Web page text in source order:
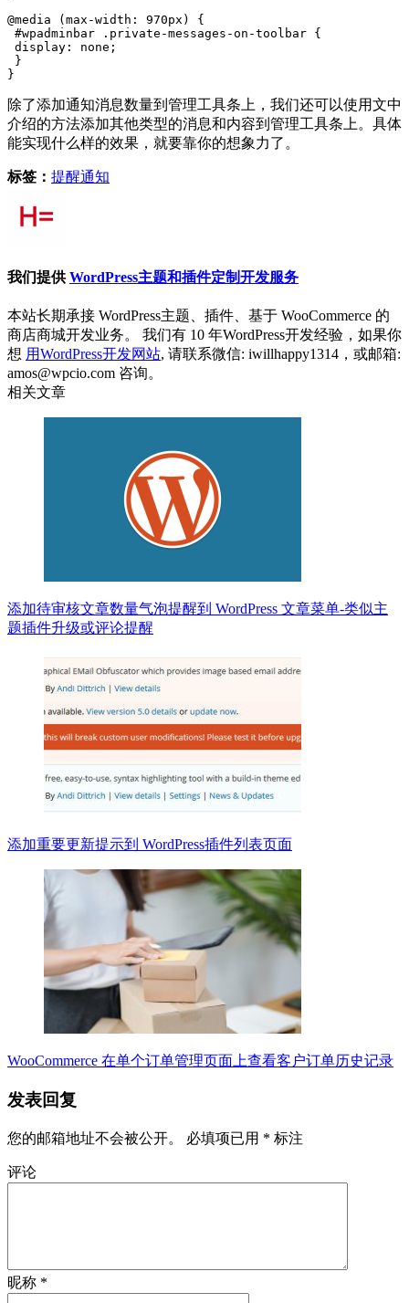
@media (max-width: 970px) {
#wpadminbar .private-messages-on-toolbar {
display: none;
}
}
除了添加通知消息数量到管理工具条上，我们还可以使用文中
介绍的方法添加其他类型的消息和内容到管理工具条上。具体
能实现什么样的效果，就要靠你的想象力了。
标签： 提醒通知
我们提供WordPress主题和插件定制开发服务
本站长期承接 WordPress主题、插件、基于 WooCommerce 的
商店商城开发业务。 我们有 10 年WordPress开发经验，如果你
想 用WordPress开发网站, 请联系微信: iwillhappy1314，或邮箱:
amos@wpcio.com 咨询。
相关文章
添加待审核文章数量气泡提醒到 WordPress 文章菜单-类似主
题插件升级或评论提醒
添加重要更新提示到 WordPress插件列表页面
WooCommerce 在单个订单管理页面上查看客户订单历史记录
发表回复
您的邮箱地址不会被公开。 必填项已用 * 标注
评论
昵称 *